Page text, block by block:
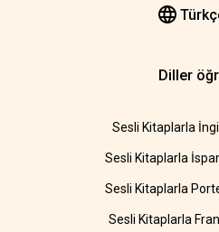
Diller
Sesli Kitaplarla
Sesli Kitaplarla
Sesli Kitaplarla
Sesli Kitaplarla